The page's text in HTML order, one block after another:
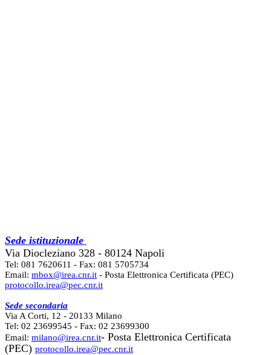
Sede istituzionale
Via Diocleziano 328 - 80124 Napoli
Tel: 081 7620611 - Fax: 081 5705734
Email: mbox@irea.cnr.it - Posta Elettronica Certificata (PEC)
protocollo.irea@pec.cnr.it
Sede secondaria
Via A Corti, 12 - 20133 Milano
Tel: 02 23699545 - Fax: 02 23699300
Email: milano@irea.cnr.it- Posta Elettronica Certificata
(PEC) protocollo.irea@pec.cnr.it